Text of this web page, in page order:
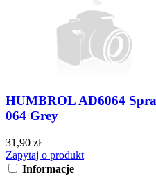
HUMBROL AD6064
064 Grey
31,90 zł
Zapytaj o produkt
Informacje